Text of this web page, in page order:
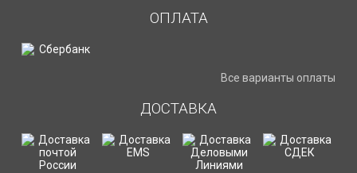
ОПЛАТА
Все варианты оплаты
ДОСТАВКА